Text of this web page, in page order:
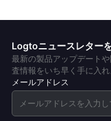
Logtoニュースレター
最新の製品アップデート
査情報をいち早く手に入れ
メールアドレス